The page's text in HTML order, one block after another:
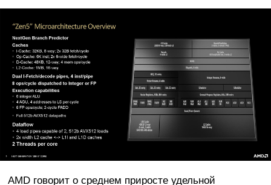
AMD говорит о среднем приросте удельной